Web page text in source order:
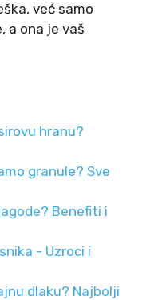
već samo
a ona je vaš
hranu?
granule? Sve
Benefiti i
- Uzroci i
dlaku? Najbolji